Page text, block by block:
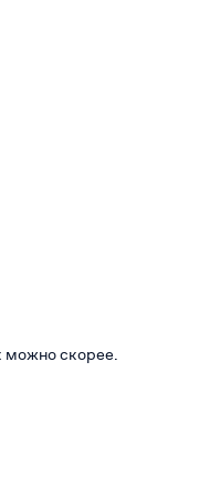
можно скорее.